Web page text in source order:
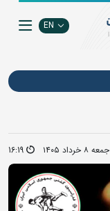
EN
جمعه ۸ خرداد ۱۴۰۵ 16:19